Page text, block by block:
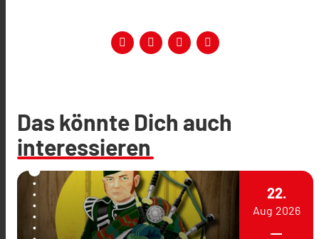
Das könnte Dich auch
interessieren
22.
Aug 2026